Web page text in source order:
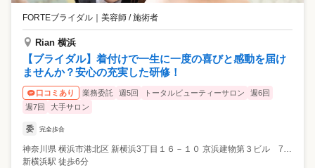
FORTEブライダル 美容師 / 施術者
Rian 横浜
【ブライダル】着付けで一生に一度の喜びと感動を届け
ませんか？安心の充実した研修！
口コミあり 業務委託 週5回 トータルビューティーサロン
週6回
週7回
大手サロン
委 完全歩合
神奈川県 横浜市港北区 新横浜3丁目１６－１０ 京浜建物第３ビル 704
新横浜駅 徒歩6分